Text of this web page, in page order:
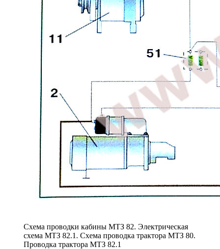
Схема проводки кабины МТЗ 82. Электрическая
схема МТЗ 82.1. Схема проводка трактора МТЗ 80.
Проводка трактора МТЗ 82.1